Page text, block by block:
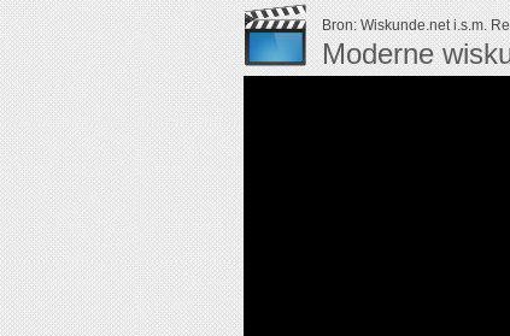
Bron: Wiskunde.net i.s.m.
Moderne